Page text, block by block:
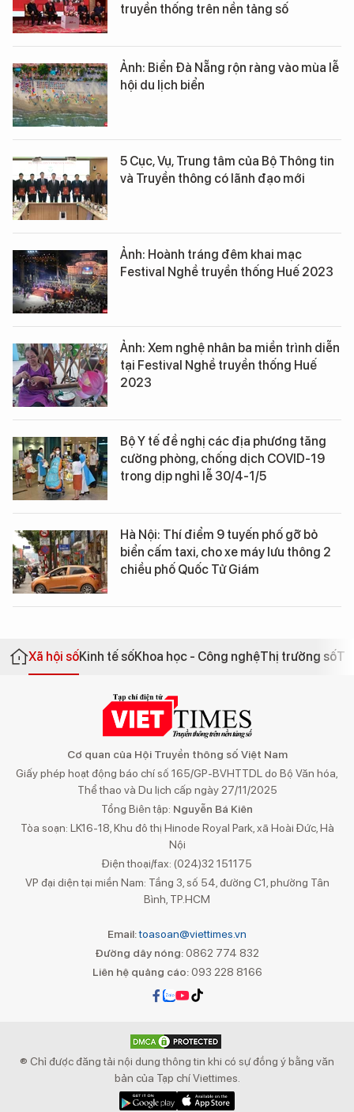
truyền thống trên nền tảng số
Ảnh: Biển Đà Nẵng rộn ràng vào mùa lễ
hội du lịch biển
5 Cục, Vụ, Trung tâm của Bộ Thông tin
và Truyền thông có lãnh đạo mới
Ảnh: Hoành tráng đêm khai mạc
Festival Nghề truyền thống Huế 2023
Ảnh: Xem nghệ nhân ba miền trình diễn
tại Festival Nghề truyền thống Huế
2023
Bộ Y tế đề nghị các địa phương tăng
cường phòng, chống dịch COVID-19
trong dịp nghỉ lễ 30/4-1/5
Hà Nội: Thí điểm 9 tuyến phố gỡ bỏ
biển cấm taxi, cho xe máy lưu thông 2
chiều phố Quốc Tử Giám
Xã hội sốKinh tế sốKhoa học - Công nghệThị trường số
Cơ quan của Hội Truyền thông số Việt Nam
Giấy phép hoạt động báo chí số 165/GP-BVHTTDL do Bộ Văn hóa,
Thể thao và Du lịch cấp ngày 27/11/2025
Tổng Biên tập: Nguyễn Bá Kiên
Tòa soạn: LK16-18, Khu đô thị Hinode Royal Park, xã Hoài Đức, Hà
Nội
Điện thoại/fax: (024)32 151175
VP đại diện tại miền Nam: Tầng 3, số 54, đường C1, phường Tân
Bình, TP.HCM
Email:toasoan@viettimes.vn
Đường dây nóng: 0862 774 832
Liên hệ quảng cáo:093 228 8166
® Chỉ được đăng tải nội dung thông tin khi có sự đồng ý bằng văn
bản của Tạp chí Viettimes.